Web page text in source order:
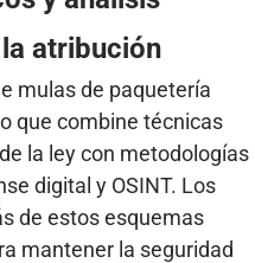
atribución
mulas de paquetería
que combine técnicas
la ley con metodologías
digital y OSINT. Los
de estos esquemas
mantener la seguridad